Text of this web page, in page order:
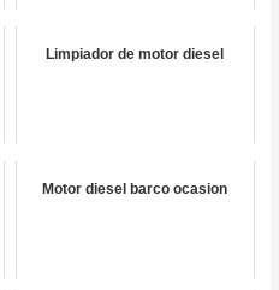
Limpiador de motor diesel
Motor diesel barco ocasion